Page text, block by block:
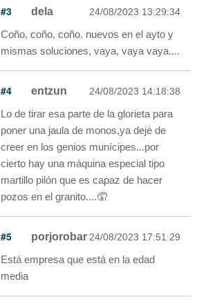
#3 dela 24/08/2023 13:29:34
Coño, coño, coño. nuevos en el ayto y
mismas soluciones, vaya, vaya vaya....
#4 entzun 24/08/2023 14:18:38
Lo de tirar esa parte de la glorieta para
poner una jaula de monos,ya dejé de
creer en los genios munícipes...por
cierto hay una máquina especial tipo
martillo pilón que es capaz de hacer
pozos en el granito....🤦
#5 porjorobar 24/08/2023 17:51:29
Está empresa que está en la edad
media